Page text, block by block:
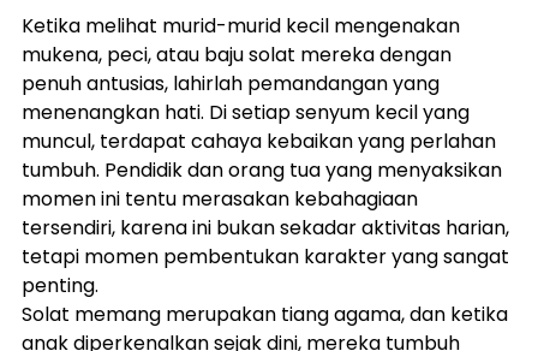
Ketika melihat murid-murid kecil mengenakan
mukena, peci, atau baju solat mereka dengan
penuh antusias, lahirlah pemandangan yang
menenangkan hati. Di setiap senyum kecil yang
muncul, terdapat cahaya kebaikan yang perlahan
tumbuh. Pendidik dan orang tua yang menyaksikan
momen ini tentu merasakan kebahagiaan
tersendiri, karena ini bukan sekadar aktivitas harian,
tetapi momen pembentukan karakter yang sangat
penting.
Solat memang merupakan tiang agama, dan ketika
anak diperkenalkan sejak dini, mereka tumbuh